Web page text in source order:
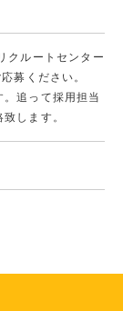
クルートセンター
募ください。
追って採用担当
します。